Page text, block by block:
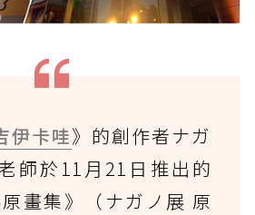
伊卡哇》的創作者ナガ
師於11月21日推出的
原畫集》（ナガノ展 原